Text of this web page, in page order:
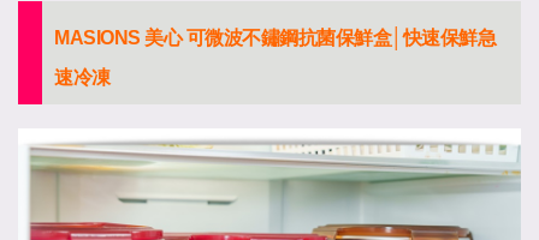
MASIONS 美心 可微波不鏽鋼抗菌保鮮盒│快速保鮮急
速冷凍